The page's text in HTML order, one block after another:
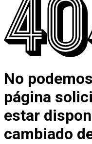
No
página
estar
cambiado